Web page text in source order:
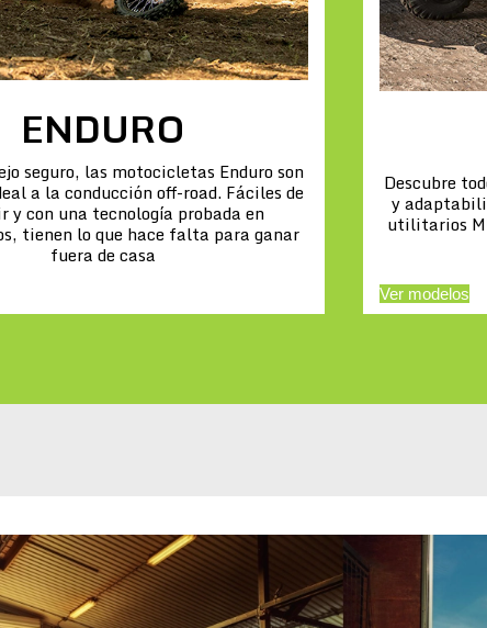
ENDURO
seguro, las motocicletas Enduro son
a la conducción off-road. Fáciles de
y con una tecnología probada en
tienen lo que hace falta para ganar
fuera de casa
Descubre
y
utilitarios
Ver modelos